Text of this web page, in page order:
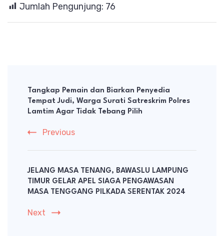
Jumlah Pengunjung: 76
Navigation
Tangkap Pemain dan Biarkan Penyedia
Tempat Judi, Warga Surati Satreskrim Polres
Lamtim Agar Tidak Tebang Pilih
Previous
JELANG MASA TENANG, BAWASLU LAMPUNG
TIMUR GELAR APEL SIAGA PENGAWASAN
MASA TENGGANG PILKADA SERENTAK 2024
Next